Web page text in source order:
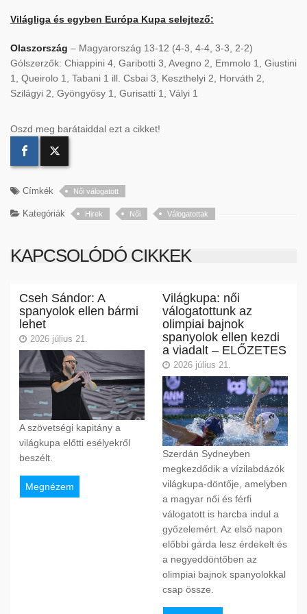
Világliga és egyben Európa Kupa selejtező:
Olaszország – Magyarország 13-12 (4-3, 4-4, 3-3, 2-2)
Gólszerzők: Chiappini 4, Garibotti 3, Avegno 2, Emmolo 1, Giustini
1, Queirolo 1, Tabani 1 ill. Csbai 3, Keszthelyi 2, Horváth 2,
Szilágyi 2, Gyöngyösy 1, Gurisatti 1, Vályi 1
Oszd meg barátaiddal ezt a cikket!
Címkék Női válogatott
Kategóriák Hirek Női Válogatottak
KAPCSOLÓDÓ CIKKEK
Cseh Sándor: A
spanyolok ellen bármi
lehet
2026 július 21.
A szövetségi kapitány a
világkupa előtti esélyekről
beszélt.
Megnézem
Világkupa: női
válogatottunk az
olimpiai bajnok
spanyolok ellen kezdi
a viadalt – ELŐZETES
2026 július 21.
Szerdán Sydneyben
megkezdődik a vízilabdázók
világkupa-döntője, amelyben
a magyar női és férfi
válogatott is harcba indul a
győzelemért. Az első napon
előbbi gárda lesz érdekelt és
a negyeddöntőben az
olimpiai bajnok spanyolokkal
csap össze.